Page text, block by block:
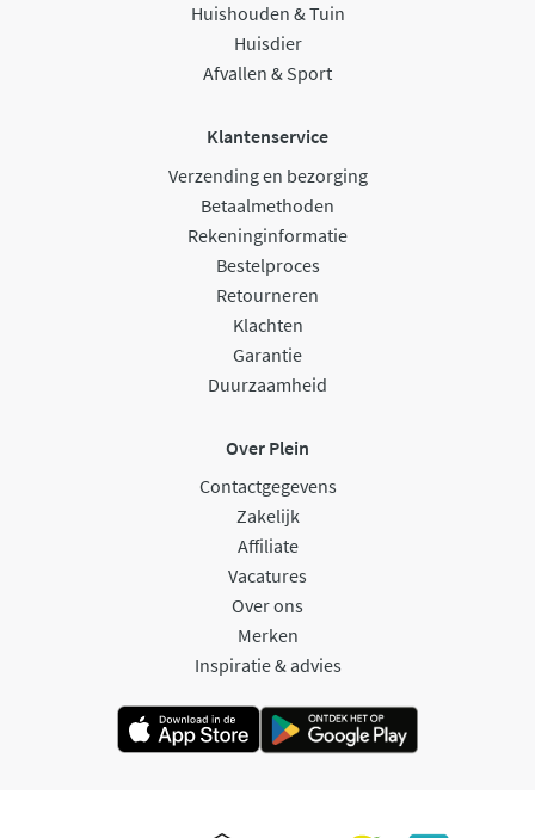
Huishouden & Tuin
Huisdier
Afvallen & Sport
Klantenservice
Verzending en bezorging
Betaalmethoden
Rekeninginformatie
Bestelproces
Retourneren
Klachten
Garantie
Duurzaamheid
Over Plein
Contactgegevens
Zakelijk
Affiliate
Vacatures
Over ons
Merken
Inspiratie & advies